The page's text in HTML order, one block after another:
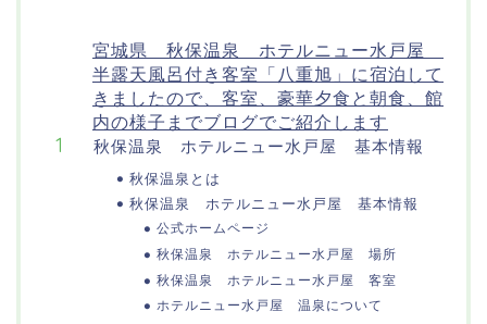
宮城県 秋保温泉 ホテルニュー水戸屋
半露天風呂付き客室「八重旭」に宿泊して
きましたので、客室、豪華夕食と朝食、館
内の様子までブログでご紹介します
秋保温泉 ホテルニュー水戸屋 基本情報
秋保温泉とは
秋保温泉 ホテルニュー水戸屋 基本情報
公式ホームページ
秋保温泉 ホテルニュー水戸屋 場所
秋保温泉 ホテルニュー水戸屋 客室
ホテルニュー水戸屋 温泉について